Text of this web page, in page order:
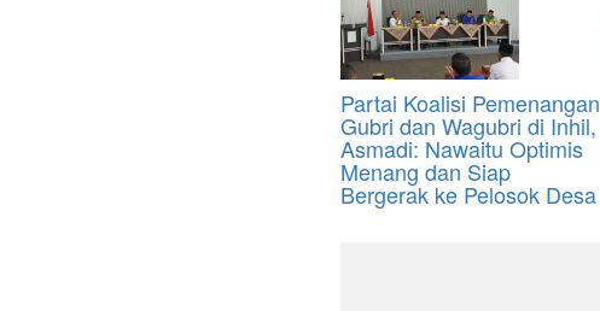
Partai Koalisi Pemenangan
Gubri dan Wagubri di Inhil,
Asmadi: Nawaitu Optimis
Menang dan Siap
Bergerak ke Pelosok Desa